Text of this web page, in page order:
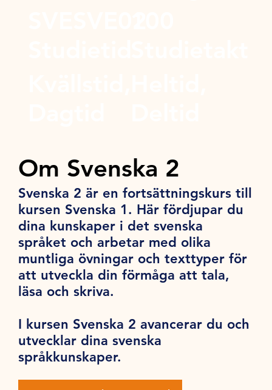
Om Svenska 2
Svenska 2 är en fortsättningskurs till
kursen Svenska 1. Här fördjupar du
dina kunskaper i det svenska
språket och arbetar med olika
muntliga övningar och texttyper för
att utveckla din förmåga att tala,
läsa och skriva.
I kursen Svenska 2 avancerar du och
utvecklar dina svenska
språkkunskaper.